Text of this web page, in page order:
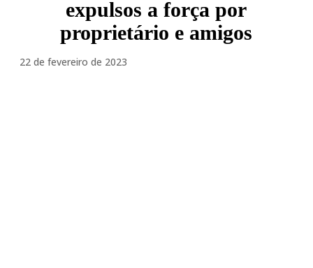
expulsos a força por
proprietário e amigos
22 de fevereiro de 2023